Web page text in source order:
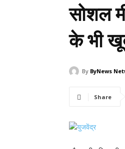
सोशल
के भी
By ByNews
Share